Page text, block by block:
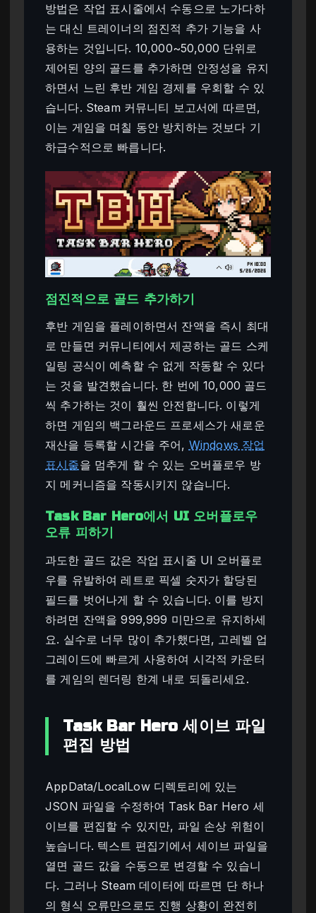
방법은 작업 표시줄에서 수동으로 노가다하
는 대신 트레이너의 점진적 추가 기능을 사
용하는 것입니다. 10,000~50,000 단위로
제어된 양의 골드를 추가하면 안정성을 유지
하면서 느린 후반 게임 경제를 우회할 수 있
습니다. Steam 커뮤니티 보고서에 따르면,
이는 게임을 며칠 동안 방치하는 것보다 기
하급수적으로 빠릅니다.
점진적으로 골드 추가하기
후반 게임을 플레이하면서 잔액을 즉시 최대
로 만들면 커뮤니티에서 제공하는 골드 스케
일링 공식이 예측할 수 없게 작동할 수 있다
는 것을 발견했습니다. 한 번에 10,000 골드
씩 추가하는 것이 훨씬 안전합니다. 이렇게
하면 게임의 백그라운드 프로세스가 새로운
재산을 등록할 시간을 주어, Windows 작업
표시줄을 멈추게 할 수 있는 오버플로우 방
지 메커니즘을 작동시키지 않습니다.
Task Bar Hero에서 UI 오버플로우
오류 피하기
과도한 골드 값은 작업 표시줄 UI 오버플로
우를 유발하여 레트로 픽셀 숫자가 할당된
필드를 벗어나게 할 수 있습니다. 이를 방지
하려면 잔액을 999,999 미만으로 유지하세
요. 실수로 너무 많이 추가했다면, 고레벨 업
그레이드에 빠르게 사용하여 시각적 카운터
를 게임의 렌더링 한계 내로 되돌리세요.
Task Bar Hero 세이브 파일
편집 방법
AppData/LocalLow 디렉토리에 있는
JSON 파일을 수정하여 Task Bar Hero 세
이브를 편집할 수 있지만, 파일 손상 위험이
높습니다. 텍스트 편집기에서 세이브 파일을
열면 골드 값을 수동으로 변경할 수 있습니
다. 그러나 Steam 데이터에 따르면 단 하나
의 형식 오류만으로도 진행 상황이 완전히